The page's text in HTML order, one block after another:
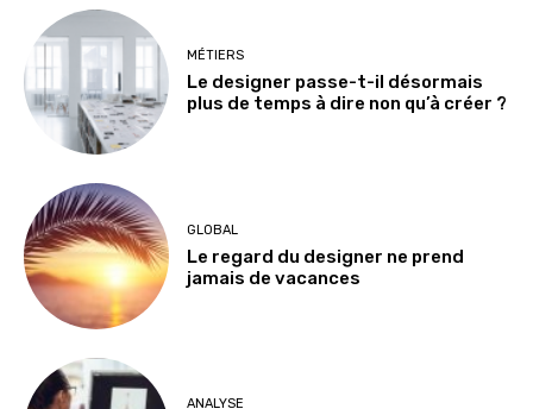
MÉTIERS
Le designer passe-t-il désormais
plus de temps à dire non qu’à créer ?
GLOBAL
Le regard du designer ne prend
jamais de vacances
ANALYSE